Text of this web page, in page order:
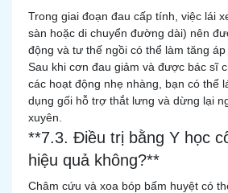
Trong giai đoạn đau cấp tính, việc lái
sàn hoặc di chuyển đường dài) nên
động và tư thế ngồi có thể làm tăng áp
Sau khi cơn đau giảm và được bác sĩ
các hoạt động nhẹ nhàng, bạn có thể
dụng gối hỗ trợ thắt lưng và dừng lại
xuyên.
**7.3. Điều trị bằng Y học
hiệu quả không?**
Châm cứu và xoa bóp bấm huyệt có